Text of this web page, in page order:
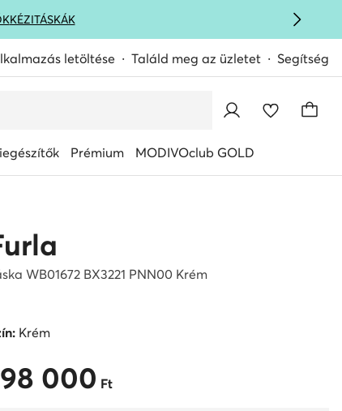
KÉZITÁSKÁK
letöltése Találd meg az üzletet Segítség
Prémium MODIVOclub GOLD
WB01672 BX3221 PNN00 Krém
Krém
000 Ft000 Ft